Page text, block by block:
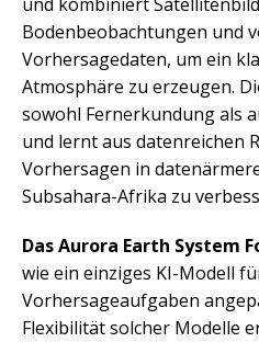
Bodenbeobachtungen und
Vorhersagedaten, um ein
Atmosphäre zu erzeugen.
sowohl Fernerkundung als
und lernt aus datenreichen
Vorhersagen in
Subsahara-Afrika zu
Das Aurora Earth System
wie ein einziges KI-Modell
Vorhersageaufgaben
Flexibilität solcher Modelle